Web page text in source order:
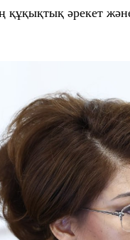
құқықтық әрекет